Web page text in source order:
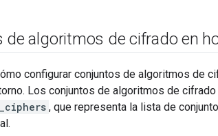
de algoritmos de cifrado en
configurar conjuntos de algoritmos de
Los conjuntos de algoritmos de
, que representa la lista de